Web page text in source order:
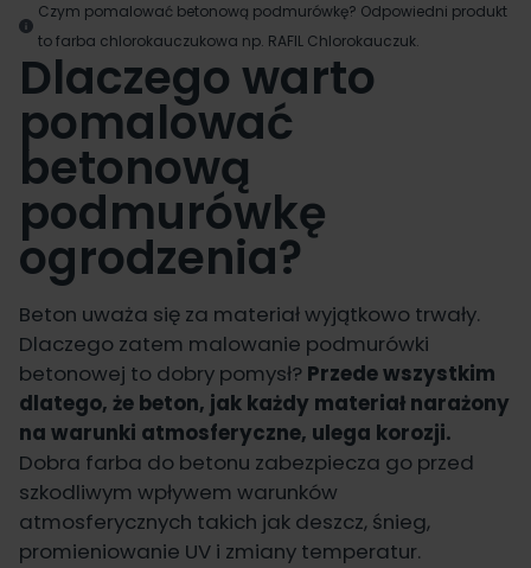
Czym pomalować betonową podmurówkę? Odpowiedni produkt
to farba chlorokauczukowa np. RAFIL Chlorokauczuk.
Dlaczego warto
pomalować
betonową
podmurówkę
ogrodzenia?
Beton uważa się za materiał wyjątkowo trwały.
Dlaczego zatem malowanie podmurówki
betonowej to dobry pomysł? Przede wszystkim
dlatego, że beton, jak każdy materiał narażony
na warunki atmosferyczne, ulega korozji.
Dobra farba do betonu zabezpiecza go przed
szkodliwym wpływem warunków
atmosferycznych takich jak deszcz, śnieg,
promieniowanie UV i zmiany temperatur.